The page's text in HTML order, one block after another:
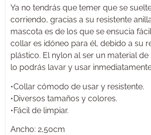
Ya no tendrás que temer que se
corriendo, gracias a su resistente
mascota es de los que se ensucia
collar es idóneo para él, debido a su
plástico. El nylon al ser un material
lo podrás lavar y usar
•Collar cómodo de usar y resistente.
•Diversos tamaños y colores.
•Fácil de limpiar.
Ancho: 2,50cm